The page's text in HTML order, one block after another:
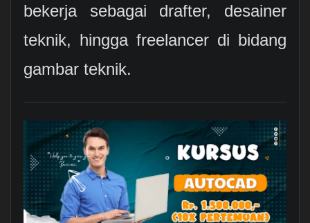
bekerja sebagai drafter, desainer
teknik, hingga freelancer di bidang
gambar teknik.